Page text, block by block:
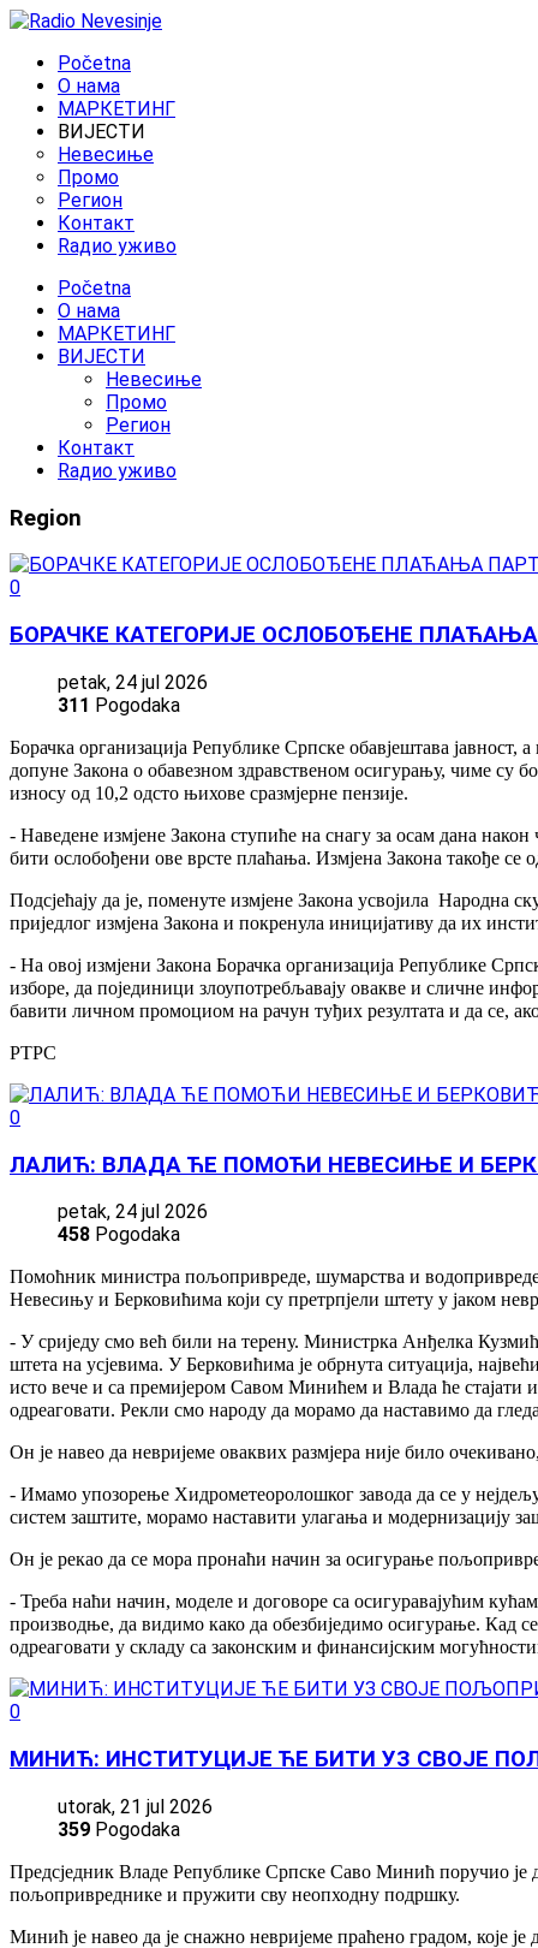
Početna
O нама
МАРКЕТИНГ
ВИЈЕСТИ
Невесиње
Промо
Регион
Контакт
Rадио уживо
Početna
O нама
МАРКЕТИНГ
ВИЈЕСТИ
Невесиње
Промо
Регион
Контакт
Rадио уживо
Region
0
БОРАЧКЕ КАТЕГОРИЈЕ ОСЛОБОЂЕНЕ
petak, 24 jul 2026
311 Pogodaka
Борачка организација Републике Српске обавјештава
допуне Закона о обавезном здравственом осигурању, чиме су
износу од 10,2 одсто њихове сразмјерне пензије.
- Наведене измјене Закона ступиће на снагу за осам дана
бити ослобођени ове врсте плаћања. Измјена Закона такође
Подсјећају да је, поменуте измјене Закона усвојила Народна
приједлог измјена Закона и покренула иницијативу да их
- На овој измјени Закона Борачка организација Републике
изборе, да појединици злоупотребљавају овакве и сличне
бавити личном промоциом на рачун туђих резултата и да се,
РТРС
0
ЛАЛИЋ: ВЛАДА ЋЕ ПОМОЋИ НЕВЕСИЊЕ И
petak, 24 jul 2026
458 Pogodaka
Помоћник министра пољопривреде, шумарства и
Невесињу и Берковићима који су претрпјели штету у јаком
- У сриједу смо већ били на терену. Министрка Анђелка
штета на усјевима. У Берковићима је обрнута ситуација,
исто вече и са премијером Савом Минићем и Влада ће стајати
одреаговати. Рекли смо народу да морамо да наставимо да
Он је навео да невријеме оваквих размјера није било
- Имамо упозорење Хидрометеоролошког завода да се у
систем заштите, морамо наставити улагања и модернизацију
Он је рекао да се мора пронаћи начин за осигурање
- Треба наћи начин, моделе и договоре са осигуравајућим
производње, да видимо како да обезбиједимо осигурање. Кад
одреаговати у складу са законским и финансијским
0
МИНИЋ: ИНСТИТУЦИЈЕ ЋЕ БИТИ УЗ СВОЈЕ
utorak, 21 jul 2026
359 Pogodaka
Предсједник Владе Републике Српске Саво Минић поручио је
пољопривреднике и пружити сву неопходну подршку.
Минић је навео да је снажно невријеме праћено градом, које